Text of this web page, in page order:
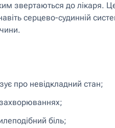
звертаються до лікаря.
серцево-судинній
про невідкладний стан;
біль;